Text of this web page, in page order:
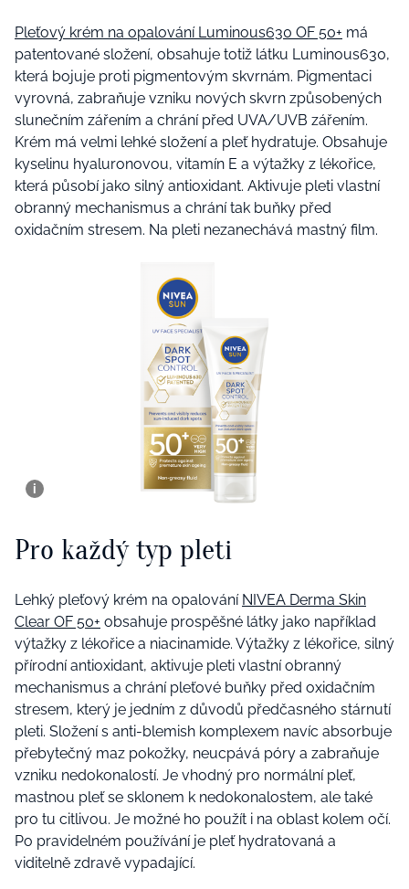
Pleťový krém na opalování Luminous630 OF 50+ má
patentované složení, obsahuje totiž látku Luminous630,
která bojuje proti pigmentovým skvrnám. Pigmentaci
vyrovná, zabraňuje vzniku nových skvrn způsobených
slunečním zářením a chrání před UVA/UVB zářením.
Krém má velmi lehké složení a pleť hydratuje. Obsahuje
kyselinu hyaluronovou, vitamín E a výtažky z lékořice,
která působí jako silný antioxidant. Aktivuje pleti vlastní
obranný mechanismus a chrání tak buňky před
oxidačním stresem. Na pleti nezanechává mastný film.
Pro každý typ pleti
Lehký pleťový krém na opalování NIVEA Derma Skin
Clear OF 50+ obsahuje prospěšné látky jako například
výtažky z lékořice a niacinamide. Výtažky z lékořice, silný
přírodní antioxidant, aktivuje pleti vlastní obranný
mechanismus a chrání pleťové buňky před oxidačním
stresem, který je jedním z důvodů předčasného stárnutí
pleti. Složení s anti-blemish komplexem navíc absorbuje
přebytečný maz pokožky, neucpává póry a zabraňuje
vzniku nedokonalostí. Je vhodný pro normální pleť,
mastnou pleť se sklonem k nedokonalostem, ale také
pro tu citlivou. Je možné ho použít i na oblast kolem očí.
Po pravidelném používání je pleť hydratovaná a
viditelně zdravě vypadající.